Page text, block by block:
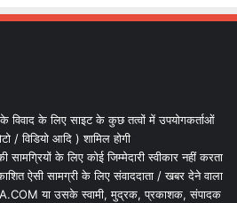
विवाद के लिए साइट के कुछ तत्वों में उपयोगकर्ताओं
/ विडियो आदि ) शामिल होगी
के लिए कोई जिम्मेदारी स्वीकार नहीं करता
ऐसी सामग्री के लिए संवाददाता / खबर देने वाला
या उसके स्वामी, मुद्रक, प्रकाशक, संपादक